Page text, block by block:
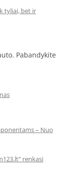
tyliai, bet ir
Pabandykite
– Nuo
renkasi